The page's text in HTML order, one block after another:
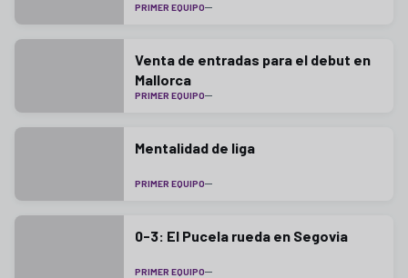
PRIMER EQUIPO
Venta de entradas para el debut en
Mallorca
PRIMER EQUIPO
Mentalidad de liga
PRIMER EQUIPO
0-3: El Pucela rueda en Segovia
PRIMER EQUIPO